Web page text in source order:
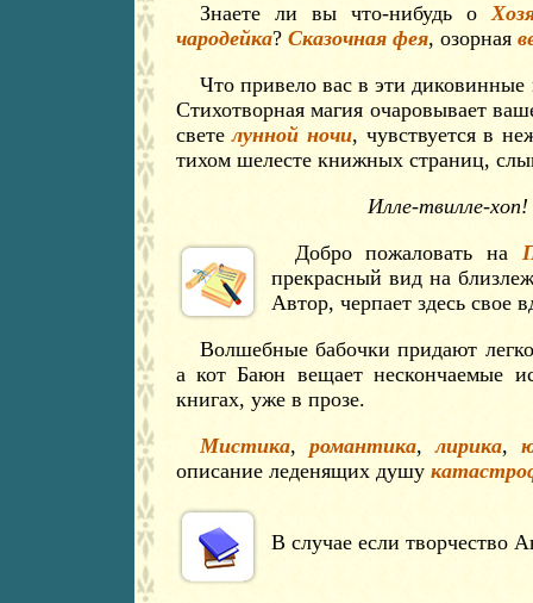
Знаете ли вы что-нибудь о
чародейка? Сказочная фея, озорная
Что привело вас в эти
Стихотворная магия очаровывает
светелунной ночи, чувствуется в
тихом шелесте книжных страниц,
Илле-твилле-
Добро пожаловать на
прекрасный вид на
Автор, черпает здесь свое
Волшебные бабочки придают
а кот Баюн вещает нескончаемые
книгах, уже в прозе.
Мистика, романтика,лирика,
описание леденящих душу
В случае если творчество